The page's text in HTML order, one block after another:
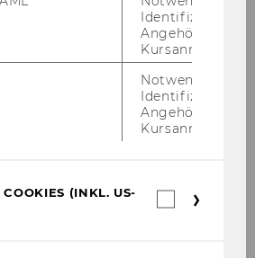
des
Roten Kreuz 2021
Zivildienst-Studie 2021
Mehrwert
schaffenden
Identifizierung
Angehörige/r für
Kursanmeldung.
Notwendig zur
Identifizierung
Angehörige/r für
Kursanmeldung.
(INKL. US-